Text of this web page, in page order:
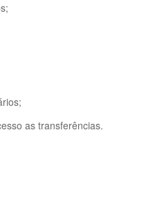
as transferências.